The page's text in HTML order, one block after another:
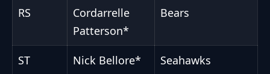
RS
Cordarrelle
Patterson*
Bears
ST Nick Bellore*
Seahawks